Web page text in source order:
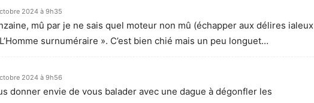
2024 à 9h35
mû par je ne sais quel moteur non mû (échapper aux délires ialeux
surnuméraire ». C’est bien chié mais un peu longuet…
2024 à 9h56
donner envie de vous balader avec une dague à dégonfler les